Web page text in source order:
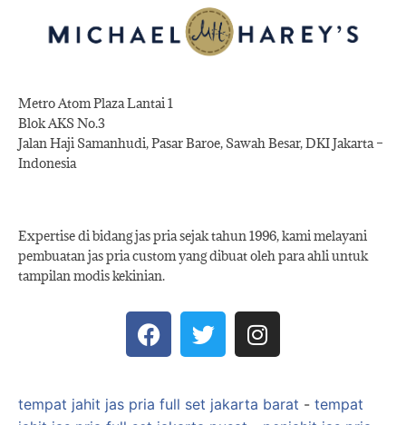
Metro Atom Plaza Lantai 1
Blok AKS No.3
Jalan Haji Samanhudi, Pasar Baroe, Sawah Besar, DKI Jakarta –
Indonesia
Expertise di bidang jas pria sejak tahun 1996, kami melayani
pembuatan jas pria custom yang dibuat oleh para ahli untuk
tampilan modis kekinian.
tempat jahit jas pria full set jakarta barat - tempat